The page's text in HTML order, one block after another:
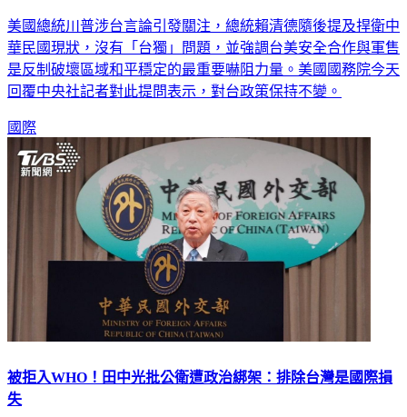
美國總統川普涉台言論引發關注，總統賴清德隨後提及捍衛中
華民國現狀，沒有「台獨」問題，並強調台美安全合作與軍售
是反制破壞區域和平穩定的最重要嚇阻力量。美國國務院今天
回覆中央社記者對此提問表示，對台政策保持不變。
國際
被拒入WHO！田中光批公衛遭政治綁架：排除台灣是國際損
失